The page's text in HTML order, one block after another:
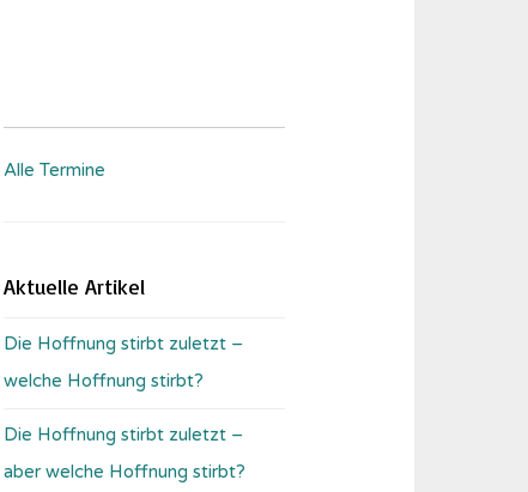
Alle Termine
Aktuelle Artikel
Die Hoffnung stirbt zuletzt –
welche Hoffnung stirbt?
Die Hoffnung stirbt zuletzt –
aber welche Hoffnung stirbt?